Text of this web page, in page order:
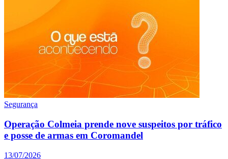
Segurança
Operação Colmeia prende nove suspeitos por tráfico
e posse de armas em Coromandel
13/07/2026